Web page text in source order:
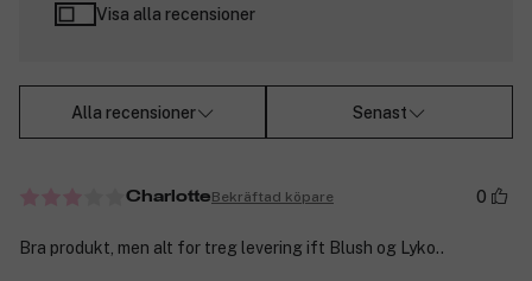
Visa alla recensioner
Alla recensioner Senast
CharlotteBekräftad köpare 0
Bra produkt, men alt for treg levering ift Blush og Lyko..